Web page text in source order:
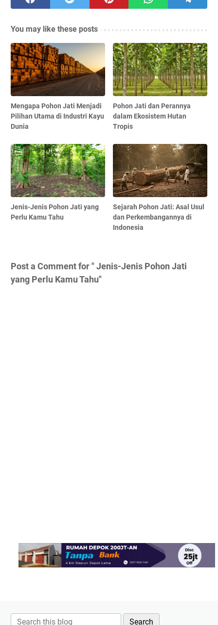
You may like these posts
Mengapa Pohon Jati Menjadi
Pilihan Utama di Industri Kayu
Dunia
Pohon Jati dan Perannya
dalam Ekosistem Hutan
Tropis
Jenis-Jenis Pohon Jati yang
Perlu Kamu Tahu
Sejarah Pohon Jati: Asal Usul
dan Perkembangannya di
Indonesia
Post a Comment for " Jenis-Jenis Pohon Jati
yang Perlu Kamu Tahu"